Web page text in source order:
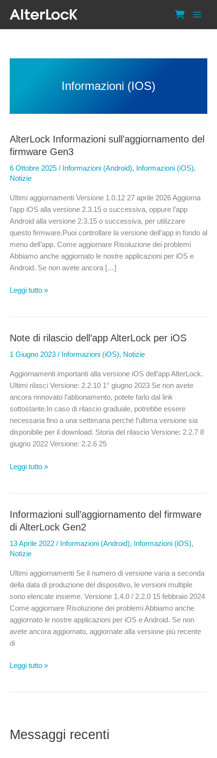
contenuto
Informazioni (iOS)
AlterLock Informazioni sull’aggiornamento del
firmware Gen3
6 Ottobre 2025 / Informazioni (Android), Informazioni (iOS),
Notizie
Ultimi aggiornamenti Versione 1.0.12 27 aprile 2026 Aggiorna
l’app iOS alla versione 2.3.15 o successiva, oppure l’app
Android alla versione 2.3.15 o successiva, per utilizzare
questo firmware.Puoi controllare la versione dell’app in fondo al
menu dell’app. Come aggiornare Risoluzione dei problemi
Abbiamo anche aggiornato le nostre applicazioni per iOS e
Android. Se non avete ancora […]
AlterLock
firmware
Leggi tutto »
Note di rilascio dell’app AlterLock per iOS
1 Giugno 2023 / Informazioni (iOS), Notizie
Aggiornamenti importanti alla versione iOS dell’app AlterLock.
Ultimi rilasci Versione: 2.2.10 1° giugno 2023 Se non avete
ancora rinnovato l’abbonamento, potete farlo dal link
sottostante.In caso di rilascio graduale, potrebbe essere
necessaria fino a una settimana perché l’ultima versione sia
disponibile per il download. Storia del rilascio Versione: 2.2.7 8
giugno 2022 Versione: 2.2.6 25
Note
AlterLock
per
Leggi tutto »
Informazioni sull’aggiornamento del firmware
di AlterLock Gen2
13 Aprile 2022 / Informazioni (Android), Informazioni (iOS),
Notizie
Ultimi aggiornamenti Se il numero di versione varia a seconda
della data di produzione del dispositivo, le versioni multiple
sono elencate insieme. Versione 1.4.0 / 2.2.0 15 febbraio 2024
Come aggiornare Risoluzione dei problemi Abbiamo anche
aggiornato le nostre applicazioni per iOS e Android. Se non
avete ancora aggiornato, aggiornate alla versione più recente
di
Informazioni
Gen2
Leggi tutto »
Messaggi recenti